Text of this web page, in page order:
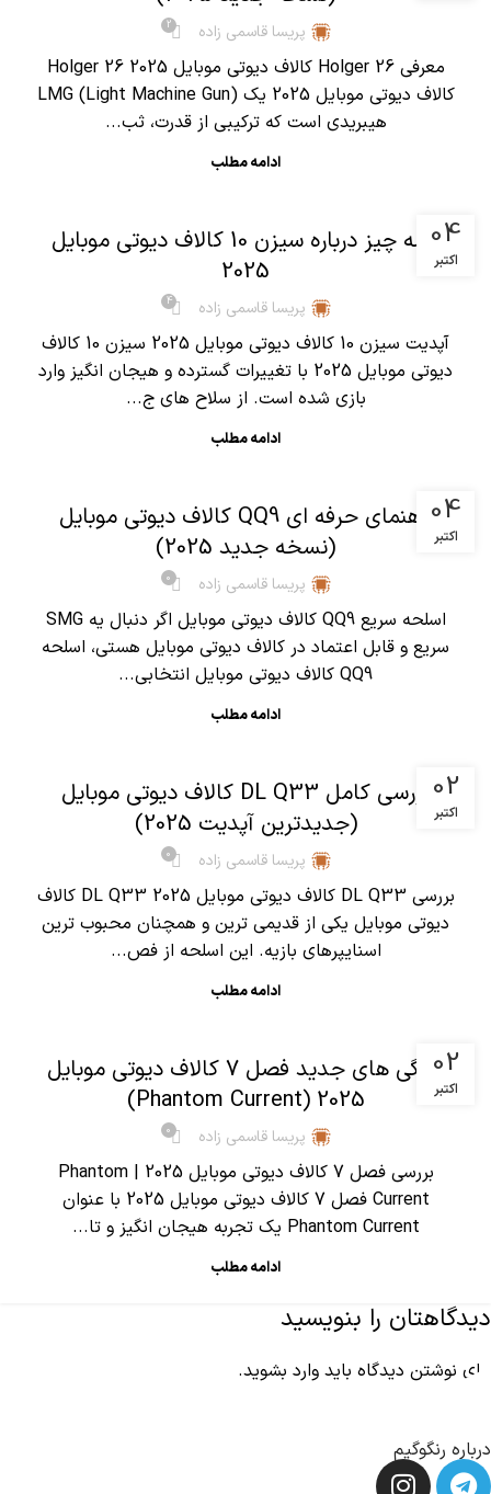
پریسا قاسمی زاده 2
معرفی Holger 26 کالاف دیوتی موبایل 2025 Holger 26
کالاف دیوتی موبایل 2025 یک LMG (Light Machine Gun)
هیبریدی است که ترکیبی از قدرت، ثب...
ادامه مطلب
04
اکتبر
همه چیز درباره سیزن 10 کالاف دیوتی موبایل
2025
پریسا قاسمی زاده 4
آپدیت سیزن 10 کالاف دیوتی موبایل 2025 سیزن 10 کالاف
دیوتی موبایل 2025 با تغییرات گسترده و هیجان انگیز وارد
بازی شده است. از سلاح های ج...
ادامه مطلب
04
اکتبر
راهنمای حرفه ای QQ9 کالاف دیوتی موبایل
(نسخه جدید 2025)
پریسا قاسمی زاده 0
اسلحه سریع QQ9 کالاف دیوتی موبایل اگر دنبال یه SMG
سریع و قابل اعتماد در کالاف دیوتی موبایل هستی، اسلحه
QQ9 کالاف دیوتی موبایل انتخابی...
ادامه مطلب
02
اکتبر
بررسی کامل DL Q33 کالاف دیوتی موبایل
(جدیدترین آپدیت 2025)
پریسا قاسمی زاده 0
بررسی DL Q33 کالاف دیوتی موبایل 2025 DL Q33 کالاف
دیوتی موبایل یکی از قدیمی ترین و همچنان محبوب ترین
اسنایپرهای بازیه. این اسلحه از فص...
ادامه مطلب
02
اکتبر
ویژگی های جدید فصل 7 کالاف دیوتی موبایل
2025 (Phantom Current)
پریسا قاسمی زاده 0
بررسی فصل 7 کالاف دیوتی موبایل 2025 | Phantom
Current فصل 7 کالاف دیوتی موبایل 2025 با عنوان
Phantom Current یک تجربه هیجان انگیز و تا...
ادامه مطلب
دیدگاهتان را بنویسید
برای نوشتن دیدگاه باید وارد بشوید.
درباره رنگوگیم